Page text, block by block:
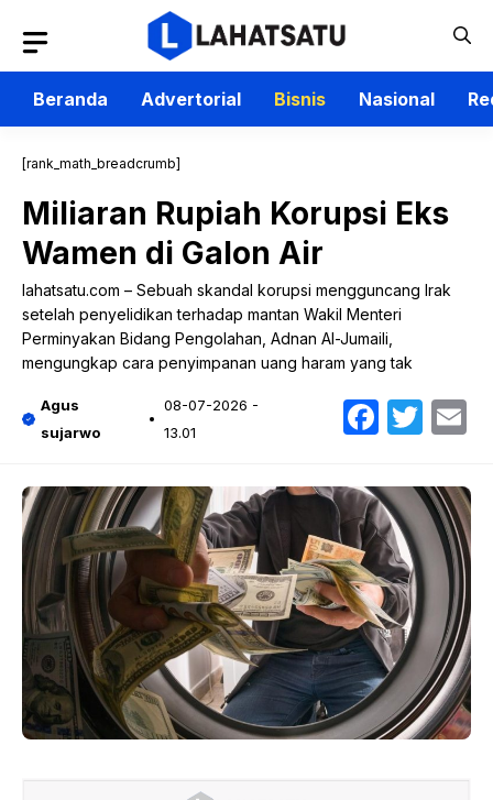
isi
Beranda
Advertorial Bisnis Nasional
[rank_math_breadcrumb]
Miliaran Rupiah Korupsi Eks
Wamen di Galon Air
lahatsatu.com – Sebuah skandal korupsi mengguncang Irak
setelah penyelidikan terhadap mantan Wakil Menteri
Perminyakan Bidang Pengolahan, Adnan Al-Jumaili,
mengungkap cara penyimpanan uang haram yang tak
Agus
sujarwo
08-07-2026 -
13.01